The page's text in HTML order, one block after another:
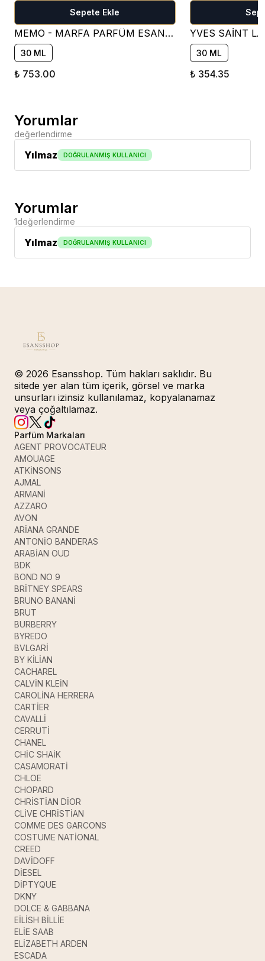
Sepete Ekle
MEMO - MARFA PARFÜM ESANSI ( ÇİÇEKSİ )
30 ML
₺ 753.00
30 ML
₺ 354.35
Yorumlar
değerlendirme
Yılmaz DOĞRULANMIŞ KULLANICI
Yorumlar
1değerlendirme
Yılmaz DOĞRULANMIŞ KULLANICI
© 2026 Esansshop. Tüm hakları saklıdır. Bu
sitede yer alan tüm içerik, görsel ve marka
unsurları izinsiz kullanılamaz, kopyalanamaz
veya çoğaltılamaz.
Parfüm Markaları
AGENT PROVOCATEUR
AMOUAGE
ATKİNSONS
AJMAL
ARMANİ
AZZARO
AVON
ARİANA GRANDE
ANTONİO BANDERAS
ARABİAN OUD
BDK
BOND NO 9
BRİTNEY SPEARS
BRUNO BANANİ
BRUT
BURBERRY
BYREDO
BVLGARİ
BY KİLİAN
CACHAREL
CALVİN KLEİN
CAROLİNA HERRERA
CARTİER
CAVALLİ
CERRUTİ
CHANEL
CHİC SHAİK
CASAMORATİ
CHLOE
CHOPARD
CHRİSTİAN DİOR
CLİVE CHRİSTİAN
COMME DES GARCONS
COSTUME NATİONAL
CREED
DAVİDOFF
DİESEL
DİPTYQUE
DKNY
DOLCE & GABBANA
EİLİSH BİLLİE
ELİE SAAB
ELİZABETH ARDEN
ESCADA